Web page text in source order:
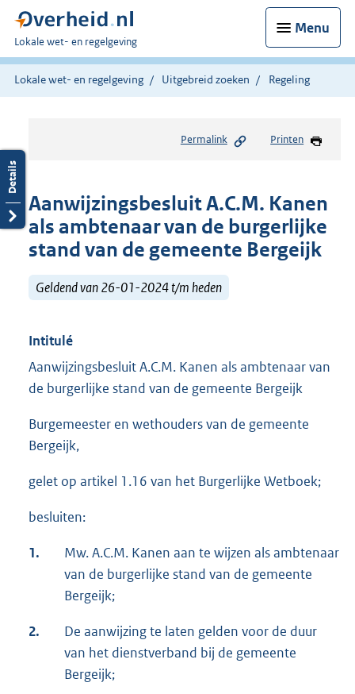
Menu
U
bent
hier:
Lokale wet- en regelgeving
Lokale wet- en regelgeving Uitgebreid zoeken Regeling
Permalink Printen
Aanwijzingsbesluit A.C.M. Kanen
als ambtenaar van de burgerlijke
stand van de gemeente Bergeijk
Geldend van 26-01-2024 t/m heden
Intitulé
Aanwijzingsbesluit A.C.M. Kanen als ambtenaar van
de burgerlijke stand van de gemeente Bergeijk
Burgemeester en wethouders van de gemeente
Bergeijk,
gelet op artikel 1.16 van het Burgerlijke Wetboek;
besluiten:
1.
Mw. A.C.M. Kanen aan te wijzen als ambtenaar
van de burgerlijke stand van de gemeente
Bergeijk;
2.
De aanwijzing te laten gelden voor de duur
van het dienstverband bij de gemeente
Bergeijk;